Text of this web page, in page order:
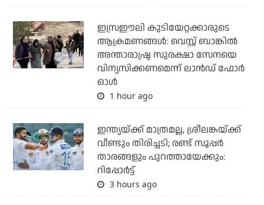
ഇസ്രഈലി കുടിയേറ്റക്കാരുടെ
ആക്രമണങ്ങള്‍: വെസ്റ്റ് ബാങ്കില്‍
അന്താരാഷ്ട്ര സുരക്ഷാ സേനയെ
വിന്യസിക്കണമെന്ന് ലാന്‍ഡ് ഫോര്‍
ഓള്‍
1 hour ago
ഇന്ത്യയ്ക്ക് മാത്രമല്ല, ശ്രീലങ്കയ്ക്ക്
വീണ്ടും തിരിച്ചടി; രണ്ട് സൂപ്പര്‍
താരങ്ങളും പുറത്തായേക്കും:
റിപ്പോര്‍ട്ട്
3 hours ago